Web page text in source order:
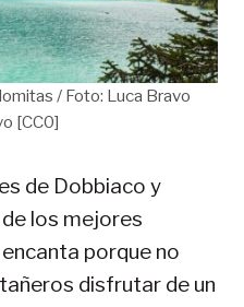
/ Foto: Luca Bravo
[CC0]
de Dobbiaco y
los mejores
porque no
disfrutar de un